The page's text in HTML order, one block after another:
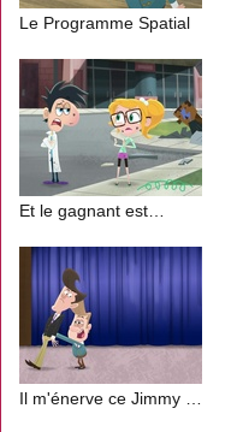
Le Programme Spatial
Et le gagnant est…